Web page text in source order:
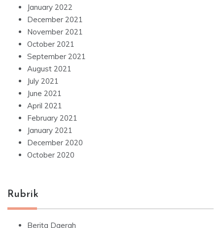
January 2022
December 2021
November 2021
October 2021
September 2021
August 2021
July 2021
June 2021
April 2021
February 2021
January 2021
December 2020
October 2020
Rubrik
Berita Daerah